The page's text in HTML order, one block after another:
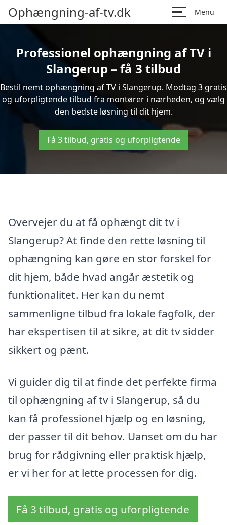
Ophængning-af-tv.dk Menu
Professionel ophængning af TV i
Slangerup – få 3 tilbud
Bestil nemt ophængning af TV i Slangerup. Modtag 3 gratis
og uforpligtende tilbud fra montører i nærheden, og vælg
den bedste løsning til dit hjem.
Få 3 tilbud, gratis og uforpligtende
Overvejer du at få ophængt dit tv i
Slangerup? At finde den rette løsning til
ophængning kan gøre en stor forskel for
dit hjem, både hvad angår æstetik og
funktionalitet. Her kan du nemt
sammenligne tilbud fra lokale fagfolk, der
har ekspertisen til at sikre, at dit tv sidder
sikkert og pænt.
Vi guider dig til at finde det perfekte firma
til ophængning af tv i Slangerup, så du
kan få professionel hjælp og en løsning,
der passer til dit behov. Uanset om du har
brug for rådgivning eller praktisk hjælp,
er vi her for at lette processen for dig.
Få 3 tilbud, gratis og uforpligtende